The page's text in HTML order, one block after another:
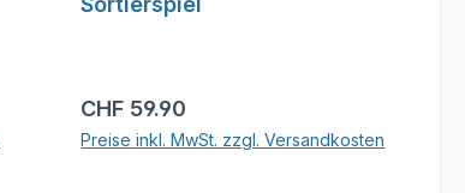
Regulärer Preis:
CHF 59.90
Preise inkl. MwSt. zzgl. Versandkosten